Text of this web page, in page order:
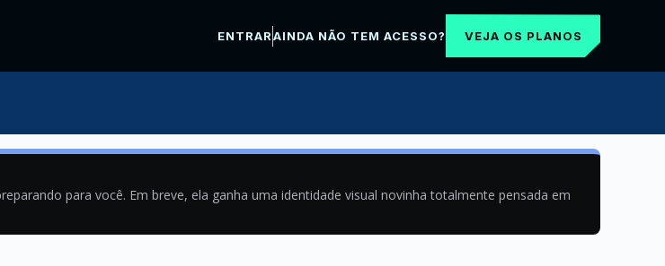
ENTRARAINDA NÃO TEM ACESSO? VEJA OS PLANOS
para você. Em breve, ela ganha uma identidade visual novinha totalmente pensada em